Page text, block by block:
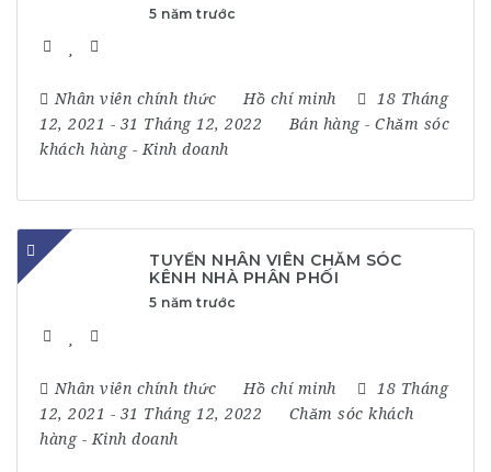
5 năm trước
Nhân viên chính thức Hồ chí minh
18 Tháng
12, 2021 - 31 Tháng 12, 2022 Bán hàng- Chăm sóc
khách hàng- Kinh doanh
TUYỂN NHÂN VIÊN CHĂM SÓC
KÊNH NHÀ PHÂN PHỐI
5 năm trước
Nhân viên chính thức Hồ chí minh
18 Tháng
12, 2021 - 31 Tháng 12, 2022
Chăm sóc khách
hàng- Kinh doanh